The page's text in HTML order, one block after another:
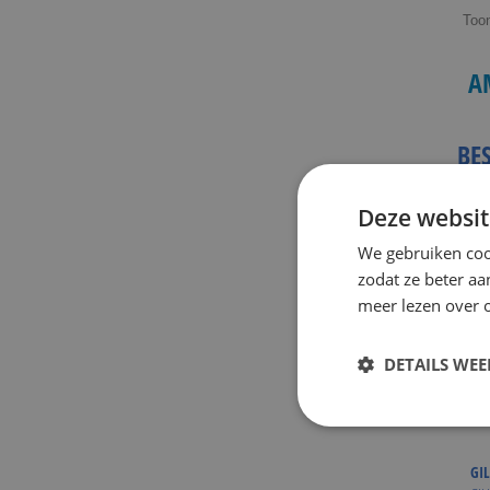
Deze
We gebruiken
zodat ze beter
meer lezen over
DETAILS